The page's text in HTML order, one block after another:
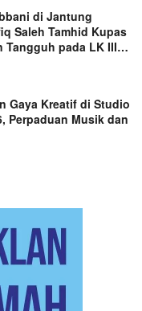
di Jantung
Saleh Tamhid Kupas
Tangguh pada LK III
Gaya Kreatif di Studio
Perpaduan Musik dan